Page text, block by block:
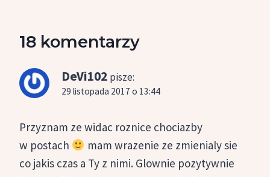
18 komentarzy
DeVi102 pisze:
29 listopada 2017 o 13:44
Przyznam ze widac roznice chociazby
w postach
mam wrazenie ze zmienialy sie
co jakis czas a Ty z nimi. Glownie pozytywnie